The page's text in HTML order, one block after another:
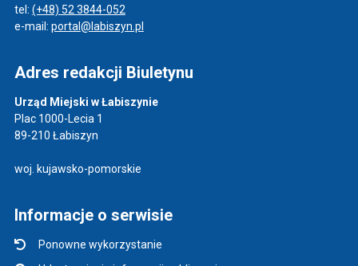
tel: (+48) 52 3844-052
e-mail: portal@labiszyn.pl
Adres redakcji Biuletynu
Urząd Miejski w Łabiszynie
Plac 1000-Lecia 1
89-210 Łabiszyn
woj. kujawsko-pomorskie
Informacje o serwisie
Ponowne wykorzystanie